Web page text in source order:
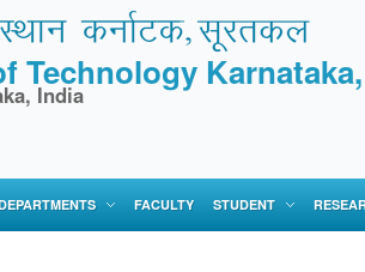
Technology
India
FACULTY STUDENT